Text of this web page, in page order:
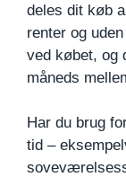
deles dit køb
renter og
ved købet, og
måneds
Har du brug
tid –